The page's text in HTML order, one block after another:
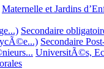
Maternelle et Jardins
Secondaire
Secondaire
UniversitÃ©s,